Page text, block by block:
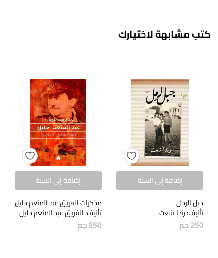
كتب مشابهة لاختيارك
إضافة إلى السلة
جبل الرمل
تأليف: رندا شعث
250جم
إضافة إلى السلة
مذكرات الفريق عبد المنعم خليل
تأليف: الفريق عبد المنعم خليل
550جم